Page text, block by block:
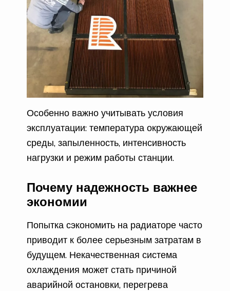
Особенно важно учитывать условия
эксплуатации: температура окружающей
среды, запыленность, интенсивность
нагрузки и режим работы станции.
Почему надежность важнее
экономии
Попытка сэкономить на радиаторе часто
приводит к более серьезным затратам в
будущем. Некачественная система
охлаждения может стать причиной
аварийной остановки, перегрева